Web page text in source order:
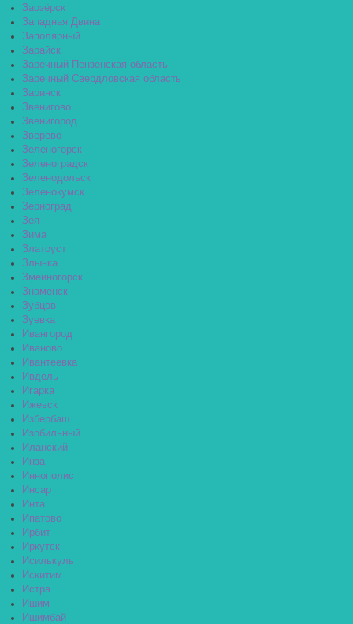
Заозёрск
Западная Двина
Заполярный
Зарайск
Заречный Пензенская область
Заречный Свердловская область
Заринск
Звенигово
Звенигород
Зверево
Зеленогорск
Зеленоградск
Зеленодольск
Зеленокумск
Зерноград
Зея
Зима
Златоуст
Злынка
Змеиногорск
Знаменск
Зубцов
Зуевка
Ивангород
Иваново
Ивантеевка
Ивдель
Игарка
Ижевск
Избербаш
Изобильный
Иланский
Инза
Иннополис
Инсар
Инта
Ипатово
Ирбит
Иркутск
Исилькуль
Искитим
Истра
Ишим
Ишимбай